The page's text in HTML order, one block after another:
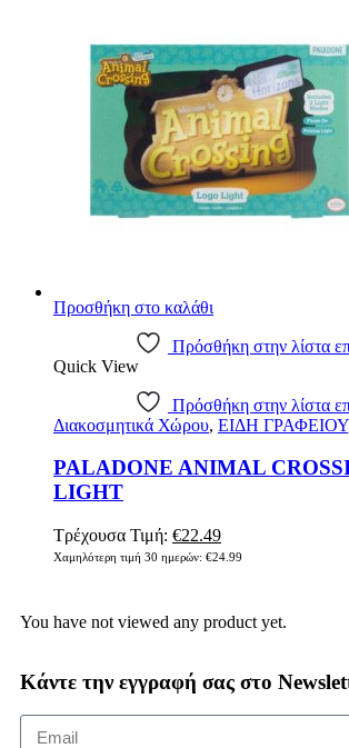
Προσθήκη στο καλάθι
Πρόσθήκη στην λίστα
Quick View
Πρόσθήκη στην λίστα
Διακοσμητικά Χώρου, ΕΙΔΗ ΓΡΑΦΕΙΟΥ
PALADONE ANIMAL
LIGHT
Τρέχουσα Τιμή: €22.49
Χαμηλότερη τιμή 30 ημερών: €24.99
You have not viewed any product yet.
Κάντε την εγγραφή σας στο